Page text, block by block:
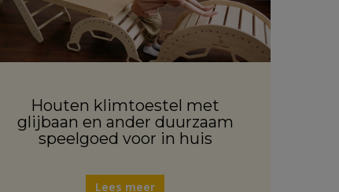
Houten klimtoestel met
glijbaan en ander duurzaam
speelgoed voor in huis
Lees meer